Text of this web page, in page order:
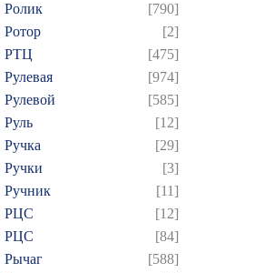
Ролик
[790]
Ротор
[2]
РТЦ
[475]
Рулевая
[974]
Рулевой
[585]
Руль
[12]
Ручка
[29]
Ручки
[3]
Ручник
[11]
РЦC
[12]
РЦС
[84]
Рычаг
[588]